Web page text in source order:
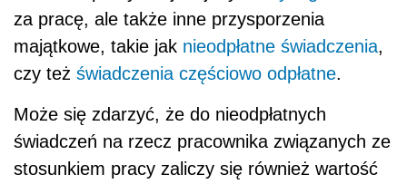
za pracę, ale także inne przysporzenia
majątkowe, takie jak nieodpłatne świadczenia,
czy też świadczenia częściowo odpłatne.
Może się zdarzyć, że do nieodpłatnych
świadczeń na rzecz pracownika związanych ze
stosunkiem pracy zaliczy się również wartość